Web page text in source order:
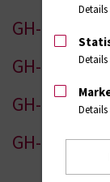
GH-1
GH-2
GH-3
GH-4
Details
Details
Details